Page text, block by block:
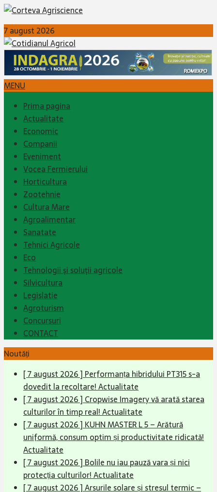
7 august 2026
MENU
Prima pagina
Actualitate
Economic
Companii
Eveniment
Vocea Fermierului
Horticultura
Zootehnie
Cultura Mare
Agroalimentar
Sanatate
Tehnici Agricole
Eco
Tehnologii şi soluţii agricole
Silvicultura
Legislatie
Agroturism
Concursuri
CONTACT
Noutăți
[ 7 august 2026 ] Performanța hibridului PT315 s-a
dovedit la recoltare!Actualitate
[ 7 august 2026 ] Cropwise Imagery vă arată starea
culturilor în timp real!Actualitate
[ 7 august 2026 ] KUHN MASTER L 5 – Arătură
uniformă, consum optim și productivitate ridicată!
Actualitate
[ 7 august 2026 ] Bolile nu iau pauză vara și nici
protecția culturilor!Actualitate
[ 7 august 2026 ]Arsurile solare și stresul termic –